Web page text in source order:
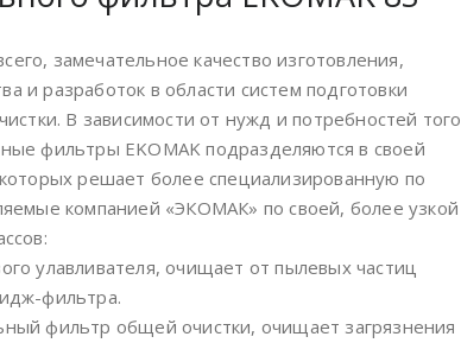
замечательное качество изготовления,
и разработок в области систем подготовки
В зависимости от нужд и потребностей того
фильтры EKOMAK подразделяются в своей
решает более специализированную по
компанией «ЭКОМАК» по своей, более узкой
улавливателя, очищает от пылевых частиц
фильтра.
фильтр общей очистки, очищает загрязнения